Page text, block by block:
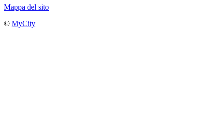
Mappa del sito
© MyCity